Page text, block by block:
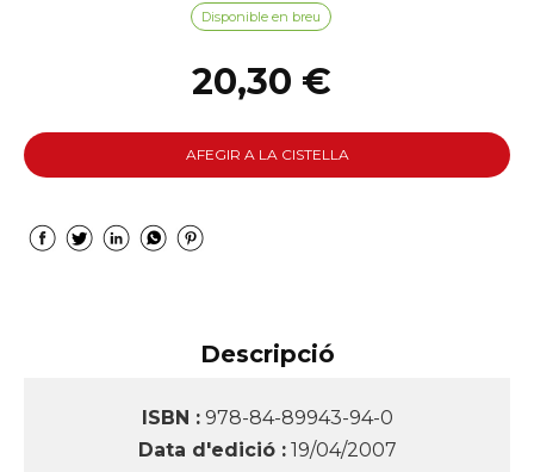
Disponible en breu
20,30 €
AFEGIR A LA CISTELLA
Descripció
ISBN : 978-84-89943-94-0
Data d'edició : 19/04/2007